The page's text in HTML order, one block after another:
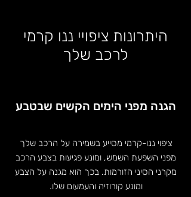
היתרונות ציפויי ננו קרמי
לרכב שלך
הגנה מפני הימים הקשים שבטבע
ציפוי ננו-קרמי מסייע בשמירה על הרכב שלך
מפני השפעת השמש, ומונע פגיעות בצבע הרכב
מקרני הסיני הזורמות. בכך הוא מגנה על הצבע
ומונע קורוזיה והעמעום שלו.